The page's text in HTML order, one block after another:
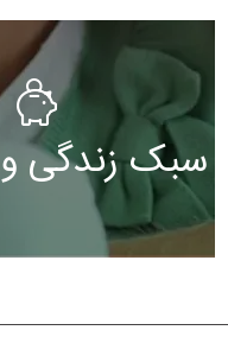
سبک زندگی